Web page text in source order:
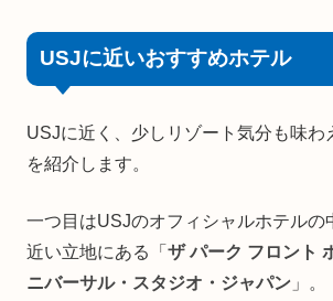
USJに近いおすすめホテル
USJに近く、少しリゾート気分も味わ
を紹介します。
一つ目はUSJのオフィシャルホテルの
近い立地にある「 ザ パーク フロント
ニバーサル・スタジオ・ジャパン 」。